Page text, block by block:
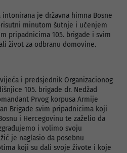
intonirana je državna himna Bosne
minutom šutnje i učenjem
pripadnicima 105. brigade i svim
život za odbranu domovine.
i predsjednik Organizacionog
105. brigade dr. Nedžad
Prvog korpusa Armije
Brigade svim pripadnicima koji
i Hercegovinu te zaželio da
i volimo svoju
je naglasio da posebnu
koji su dali svoje živote i koje